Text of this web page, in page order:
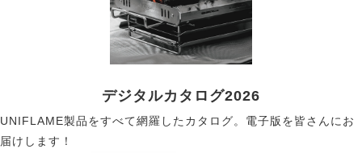
デジタルカタログ2026
UNIFLAME製品をすべて網羅したカタログ。電子版を皆さんにお
届けします！